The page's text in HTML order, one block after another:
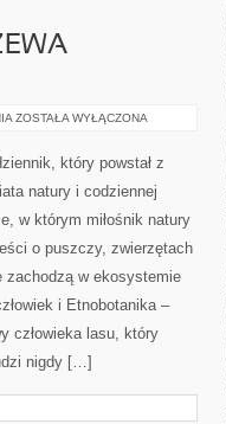
BUSHCRAFT
LESIE
DRZEWA
W
ZOSTAŁA WYŁĄCZONA
który powstał z
natury i codziennej
w którym miłośnik natury
o puszczy, zwierzętach
zachodzą w ekosystemie
i Etnobotanika –
człowieka lasu, który
nigdy […]